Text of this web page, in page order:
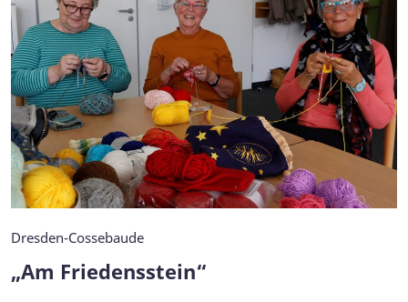
Dresden-Cossebaude
„Am Friedensstein“